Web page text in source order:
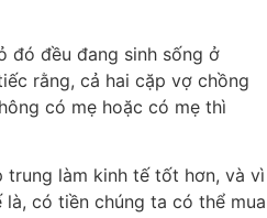
đó đều đang sinh sống ở
rằng, cả hai cặp vợ chồng
có mẹ hoặc có mẹ thì
trung làm kinh tế tốt hơn, và vì
có tiền chúng ta có thể mua